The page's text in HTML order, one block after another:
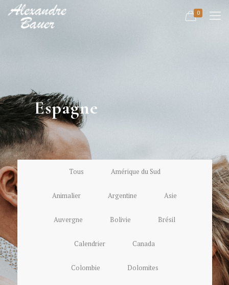
0
Espagne
Tous Amérique du Sud
Animalier Argentine Asie
Auvergne Bolivie Brésil
Calendrier Canada
Colombie Dolomites